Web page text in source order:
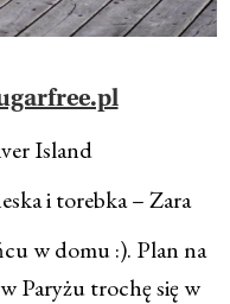
Island
i torebka – Zara
w domu :). Plan na
Paryżu trochę się w